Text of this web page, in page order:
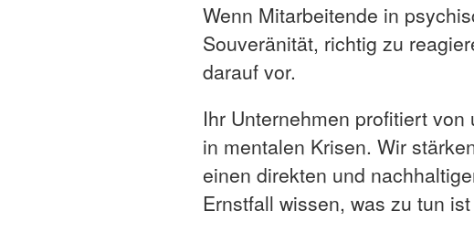
Wenn Mitarbeitende in
Souveränität, richtig zu
darauf vor.
Ihr Unternehmen profitiert
in mentalen Krisen. Wir
einen direkten und
Ernstfall wissen, was zu tun